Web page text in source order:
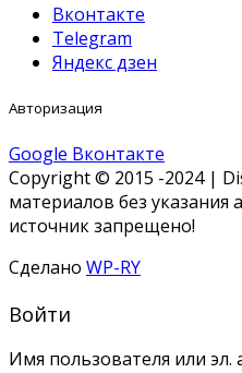
Вконтакте
Telegram
Яндекс дзен
Авторизация
Google Вконтакте
Copyright © 2015 -2024 |
материалов без указания
источник запрещено!
Сделано WP-RY
Войти
Имя пользователя или эл.